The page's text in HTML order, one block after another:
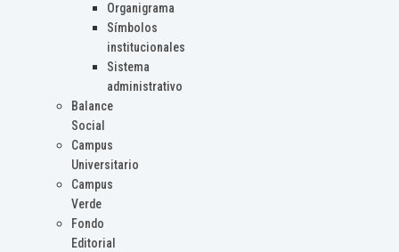
Organigrama
Símbolos
institucionales
Sistema
administrativo
Balance
Social
Campus
Universitario
Campus
Verde
Fondo
Editorial